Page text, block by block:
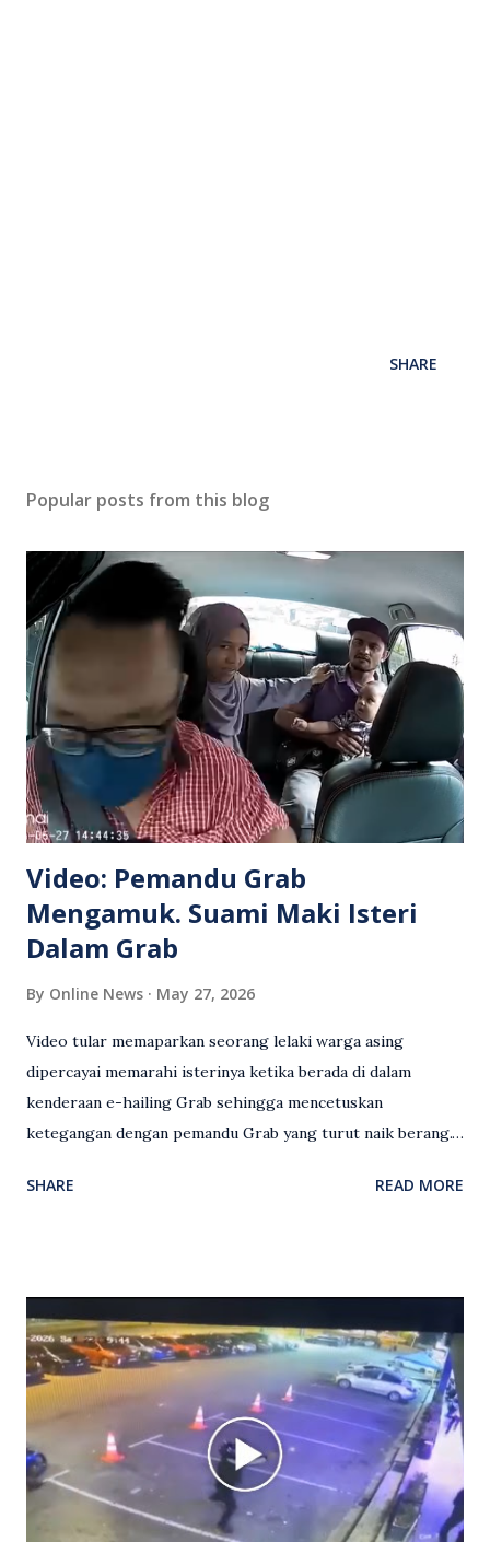
SHARE
Popular posts from this blog
Video: Pemandu Grab
Mengamuk. Suami Maki Isteri
Dalam Grab
By Online News May 27, 2026
Video tular memaparkan seorang lelaki warga asing
dipercayai memarahi isterinya ketika berada di dalam
kenderaan e-hailing Grab sehingga mencetuskan
ketegangan dengan pemandu Grab yang turut naik berang.
antara seorang lelaki warga asing dengan pemandu Grab
Grab bertindak mempertahankan wanita terbabit sebelum
berlaku pertikaman lidah antara kedua-dua pihak. Video
berkenaan kini tular di media sosial dan mendapat pelbagai
reaksi orang ramai. Antara komen orang awam yang tular di
media sosial mengenai insiden tersebut ialah ramai yang
meluahkan rasa marah terhadap tindakan lelaki berkenaan
serta memuji pemandu Grab kerana campur tangan.
Sebahagian netizen turut meminta pihak berkuasa
SHARE READ MORE